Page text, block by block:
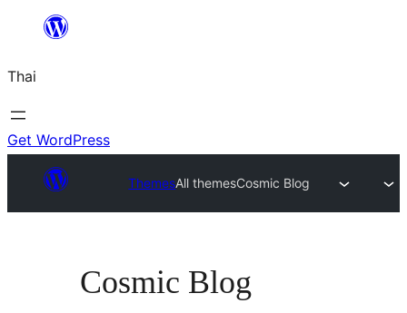
ยัง
เนื้อหา
Thai
Get WordPress
ThemesAll themesCosmic Blog
Cosmic Blog